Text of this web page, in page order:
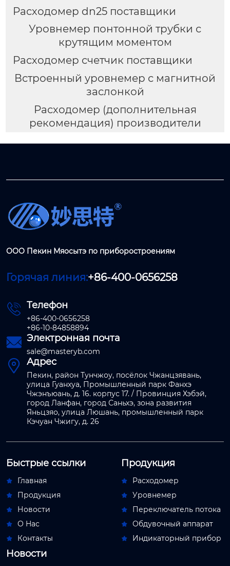
Расходомер dn25 поставщики
Уровнемер понтонной трубки с
крутящим моментом
Расходомер счетчик поставщики
Встроенный уровнемер с магнитной
заслонкой
Расходомер (дополнительная
рекомендация) производители
ООО Пекин Мяосытэ по приборостроениям
Горячая линия:+86-400-0656258
 Телефон
+86-400-0656258
+86-10-84858894
 Электронная почта
sale@masteryb.com
 Адрес
Пекин, район Тунчжоу, посёлок Чжанцзявань,
улица Гуанхуа, Промышленный парк Фанхэ
Чжэнъюань, д. 16. корпус 17. / Провинция Хэбэй,
город Ланфан, город Саньхэ, зона развития
Яньцзяо, улица Люшань, промышленный парк
Кэчуан Чжигу, д. 26
Быстрые ссылки
 Главная
 Продукция
 Новости
 О Hас
 Контакты
Продукция
 Расходомер
 Уровнемер
 Переключатель потока
 Обдувочный аппарат
 Индикаторный прибор
Новости